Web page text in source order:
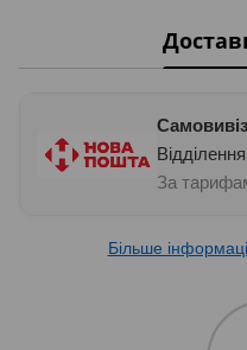
За
Більше